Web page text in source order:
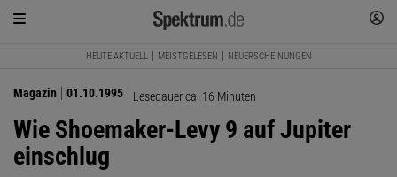
HEUTE AKTUELL MEISTGELESEN NEUERSCHEINUNGEN
Magazin 01.10.1995 Lesedauer ca. 16 Minuten
Wie Shoemaker-Levy 9 auf Jupiter
einschlug